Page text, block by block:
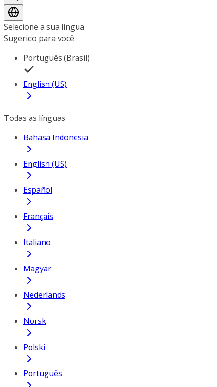
Selecione a sua língua
Sugerido para você
Português (Brasil)
English (US)
Todas as línguas
Bahasa Indonesia
English (US)
Español
Français
Italiano
Magyar
Nederlands
Norsk
Polski
Português